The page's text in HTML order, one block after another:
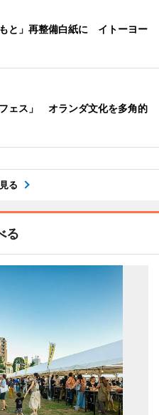
もと」再整備白紙に イトーヨー
ェス」 オランダ文化を多角的
る
る